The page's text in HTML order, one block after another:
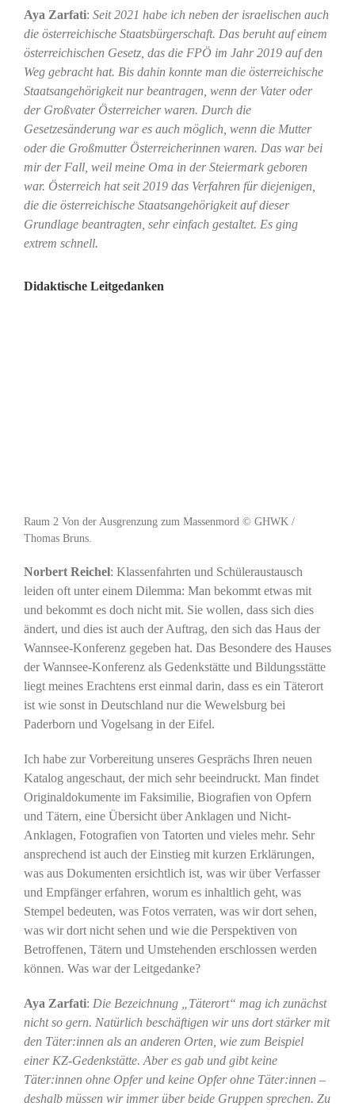
Aya Zarfati: Seit 2021 habe ich neben der israelischen auch
die österreichische Staatsbürgerschaft. Das beruht auf einem
österreichischen Gesetz, das die FPÖ im Jahr 2019 auf den
Weg gebracht hat. Bis dahin konnte man die österreichische
Staatsangehörigkeit nur beantragen, wenn der Vater oder
der Großvater Österreicher waren. Durch die
Gesetzesänderung war es auch möglich, wenn die Mutter
oder die Großmutter Österreicherinnen waren. Das war bei
mir der Fall, weil meine Oma in der Steiermark geboren
war. Österreich hat seit 2019 das Verfahren für diejenigen,
die die österreichische Staatsangehörigkeit auf dieser
Grundlage beantragten, sehr einfach gestaltet. Es ging
extrem schnell.
Didaktische Leitgedanken
Raum 2 Von der Ausgrenzung zum Massenmord © GHWK /
Thomas Bruns.
Norbert Reichel: Klassenfahrten und Schüleraustausch
leiden oft unter einem Dilemma: Man bekommt etwas mit
und bekommt es doch nicht mit. Sie wollen, dass sich dies
ändert, und dies ist auch der Auftrag, den sich das Haus der
Wannsee-Konferenz gegeben hat. Das Besondere des Hauses
der Wannsee-Konferenz als Gedenkstätte und Bildungsstätte
liegt meines Erachtens erst einmal darin, dass es ein Täterort
ist wie sonst in Deutschland nur die Wewelsburg bei
Paderborn und Vogelsang in der Eifel.
Ich habe zur Vorbereitung unseres Gesprächs Ihren neuen
Katalog angeschaut, der mich sehr beeindruckt. Man findet
Originaldokumente im Faksimilie, Biografien von Opfern
und Tätern, eine Übersicht über Anklagen und Nicht-
Anklagen, Fotografien von Tatorten und vieles mehr. Sehr
ansprechend ist auch der Einstieg mit kurzen Erklärungen,
was aus Dokumenten ersichtlich ist, was wir über Verfasser
und Empfänger erfahren, worum es inhaltlich geht, was
Stempel bedeuten, was Fotos verraten, was wir dort sehen,
was wir dort nicht sehen und wie die Perspektiven von
Betroffenen, Tätern und Umstehenden erschlossen werden
können. Was war der Leitgedanke?
Aya Zarfati: Die Bezeichnung „Täterort“ mag ich zunächst
nicht so gern. Natürlich beschäftigen wir uns dort stärker mit
den Täter:innen als an anderen Orten, wie zum Beispiel
einer KZ-Gedenkstätte. Aber es gab und gibt keine
Täter:innen ohne Opfer und keine Opfer ohne Täter:innen –
deshalb müssen wir immer über beide Gruppen sprechen. Zu